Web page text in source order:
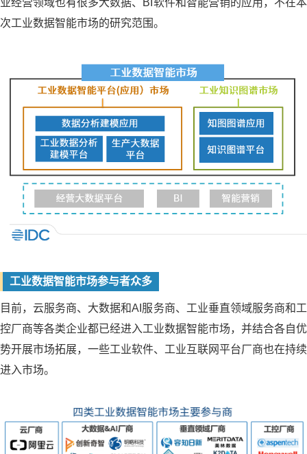
业经营领域也有很多大数据、BI软件和智能营销的应用，不在本
次工业数据智能市场的研究范围。
工业数据智能市场参与者众多
目前，云服务商、大数据和AI服务商、工业垂直领域服务商和工
控厂商等各类企业都已经进入工业数据智能市场，并结合各自优
势开展市场拓展，一些工业软件、工业互联网平台厂商也在持续
进入市场。